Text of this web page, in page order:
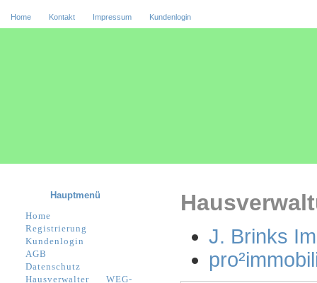
Home Kontakt Impressum Kundenlogin
J. Brinks
Hauptmenü
Home
Registrierung
Kundenlogin
AGB
Datenschutz
Hausverwalter
WEG-